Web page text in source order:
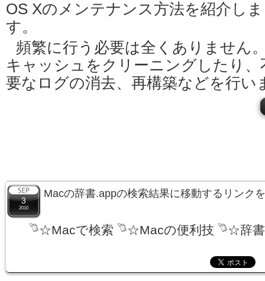
OS Xのメンテナンス方法を紹介しま
す。
頻繁に行う必要は全くありません
キャッシュをクリーニングしたり、
要なログの消去、再構築などを行い
3
2010
Macの辞書.appの検索結果に移動するリンク
☆Macで検索 ☆Macの便利技 ☆辞書